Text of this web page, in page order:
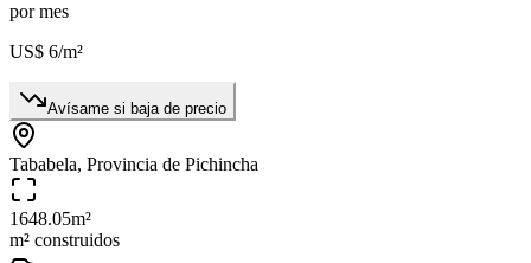
por mes
US$ 6/m²
Avísame si baja de precio
Tababela, Provincia de Pichincha
1648.05m²
m² construidos